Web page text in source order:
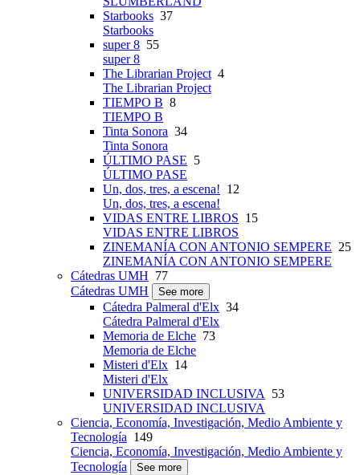
Starbooks 37
Starbooks
super 8 55
super 8
The Librarian Project4
The Librarian Project
TIEMPO B 8
TIEMPO B
Tinta Sonora 34
Tinta Sonora
ÚLTIMO PASE 5
ÚLTIMO PASE
Un, dos, tres, a escena! 12
Un, dos, tres, a escena!
VIDAS ENTRE LIBROS 15
VIDAS ENTRE LIBROS
ZINEMANÍA CON ANTONIO SEMPERE 25
ZINEMANÍA CON ANTONIO SEMPERE
Cátedras UMH 77
Cátedras UMH
See more
Cátedra Palmeral d'Elx 34
Cátedra Palmeral d'Elx
Memoria de Elche 73
Memoria de Elche
Misteri d'Elx 14
Misteri d'Elx
UNIVERSIDAD INCLUSIVA 53
UNIVERSIDAD INCLUSIVA
Ciencia, Economía, Investigación, Medio Ambiente y
Tecnología 149
Ciencia, Economía, Investigación, Medio Ambiente y
Tecnología
See more